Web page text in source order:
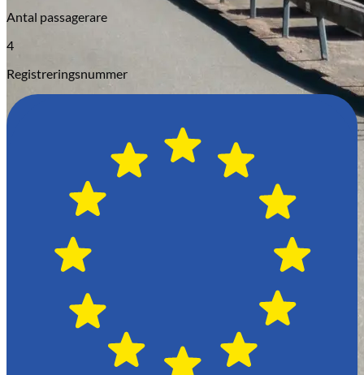
Antal passagerare
4
Registreringsnummer